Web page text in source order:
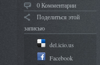
0 Комментарии
Поделиться этой
записью
del.icio.us
Facebook